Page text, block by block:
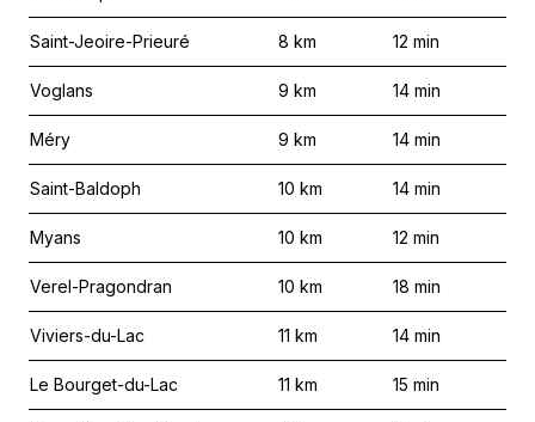
Saint-Jeoire-Prieuré 8 km 12 min
Voglans 9 km 14 min
Méry 9 km 14 min
Saint-Baldoph 10 km 14 min
Myans 10 km 12 min
Verel-Pragondran 10 km 18 min
Viviers-du-Lac 11 km 14 min
Le Bourget-du-Lac 11 km 15 min